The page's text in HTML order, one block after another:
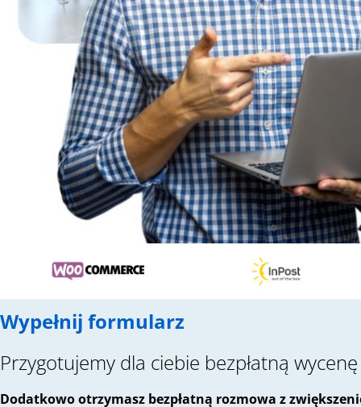
Wypełnij formularz
Przygotujemy dla ciebie bezpłatną wycenę
Dodatkowo otrzymasz bezpłatną rozmowa z